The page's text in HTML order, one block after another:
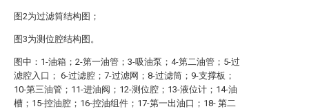
图2为过滤筒结构图；
图3为测位腔结构图。
图中：1-油箱；2-第一油管；3-吸油泵；4-第二油管；5-过
滤腔入口； 6-过滤腔；7-过滤网；8-过滤筒；9-支撑板；
10-第三油管；11-进油阀；12-测位腔；13-液位计；14-油
槽；15-控油腔；16-控油组件；17-第一出油口；18- 第二